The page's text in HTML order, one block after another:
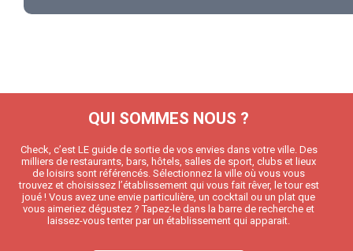
QUI SOMMES NOUS ?
Check, c’est LE guide de sortie de vos envies dans votre ville. Des
milliers de restaurants, bars, hôtels, salles de sport, clubs et lieux
de loisirs sont référencés. Sélectionnez la ville où vous vous
trouvez et choisissez l’établissement qui vous fait rêver, le tour est
joué ! Vous avez une envie particulière, un cocktail ou un plat que
vous aimeriez dégustez ? Tapez-le dans la barre de recherche et
laissez-vous tenter par un établissement qui apparait.